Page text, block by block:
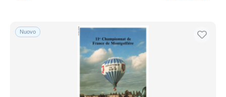
Nuovo